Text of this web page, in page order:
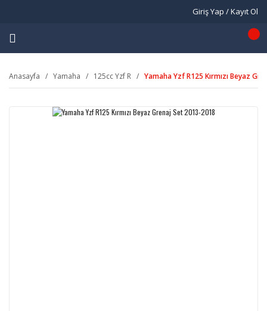
Giriş Yap / Kayıt Ol
Anasayfa Yamaha 125cc Yzf R Yamaha Yzf R125 Kırmızı Beyaz